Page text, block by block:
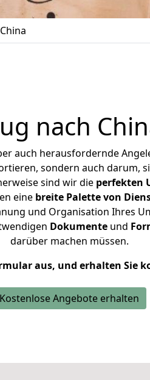
nach
auch herausfordernde
sondern auch darum,
sind wir die perfekten
eine breite Palette von
und Organisation Ihres
Dokumente und
darüber machen müssen.
aus, und erhalten Sie
Kostenlose Angebote erhalten